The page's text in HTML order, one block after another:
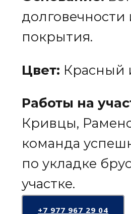
долговечности
покрытия.
Цвет: Красный
Работы на
Кривцы,
команда
по укладке
участке.
+7 977 967 29 04